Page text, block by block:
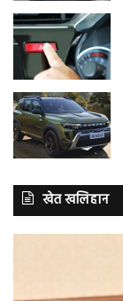
खेत खलिहान